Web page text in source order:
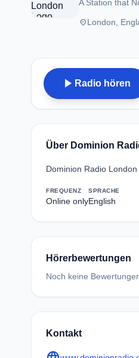
A Station that
placeLondon,
play_arrow Radio hören
Über Dominion
Dominion Radio
FREQUENZ
Online only
SPRACHE
English
Hörerbewertungen
Noch keine
Kontakt